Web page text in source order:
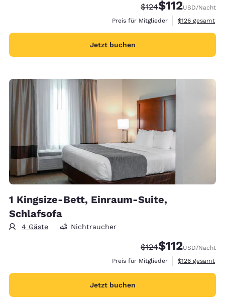
Durchgestrichener
$124Vergünstigter
$112USD/Nacht
Preis für Mitglieder
Geschätzte
$126 gesamt
Jetzt buchen
1 Kingsize-Bett, Einraum-Suite,
Schlafsofa
4 Gäste Nichtraucher
Durchgestrichener
$124Vergünstigter
$112USD/Nacht
Preis für Mitglieder
Geschätzte
$126 gesamt
Jetzt buchen